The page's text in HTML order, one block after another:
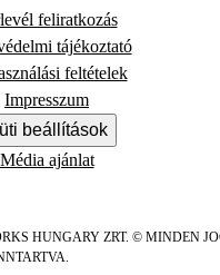
feliratkozás
tájékoztató
feltételek
Impresszum
beállítások
Média ajánlat
HUNGARY ZRT. © MINDEN